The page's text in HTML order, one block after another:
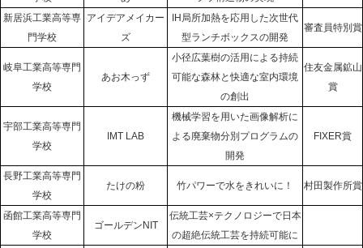
新居浜工業高等専
門学校
アイデアメイカー
ズ
IH局所加熱を応用した次世代
型ランチボックスの開発
審査員特別賞
岐阜工業高等専門
学校
あお木っず
小径広葉樹の活用による持続
可能な森林と快適な室内環境
の創出
住友金属鉱山
賞
宇部工業高等専門
学校
IMT LAB
機械学習を用いた画像解析に
よる廃棄物分別プログラムの
開発
FIXER賞
長野工業高等専門
学校
たけの粉 竹パワーで水をきれいに！ 村田製作所賞
函館工業高等専門
学校
ゴールデンNIT
伝統工芸×テクノロジーで日本
の超絶伝統工芸を持続可能に